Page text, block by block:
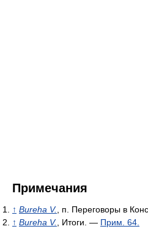
Примечания
↑ Bureha V. , п. Переговоры в
↑ Bureha V. , Итоги. — Прим. 64.